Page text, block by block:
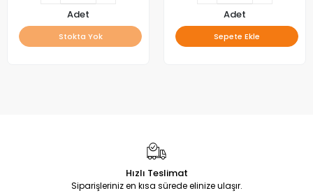
Adet
Stokta Yok
Adet
Sepete Ekle
Hızlı Teslimat
Siparişleriniz en kısa sürede elinize ulaşır.